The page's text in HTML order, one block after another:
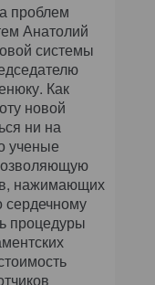
проблем
Анатолий
системы
Как
новой
ни на
ученые
нажимающих
сердечному
процедуры